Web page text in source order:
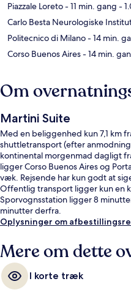
Piazzale Loreto- 11 min. gang -
Carlo Besta Neurologiske
Politecnico di Milano- 14 min.
Corso Buenos Aires- 14 min.
Om
Martini Suite
Med en beliggenhed kun 7,1 km
shuttletransport (efter
kontinental morgenmad dagligt
ligger Corso Buenos Aires og
væk. Rejsende har kun godt at
Offentlig transport ligger kun en
Sporvognsstation ligger 8
minutter derfra.
Oplysninger om
Mere om dette
I korte træk